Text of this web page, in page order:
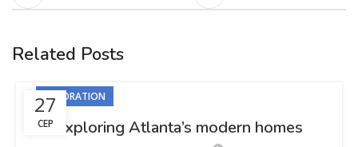
Related Posts
27
СЕР
DECORATION
Exploring Atlanta’s modern homes